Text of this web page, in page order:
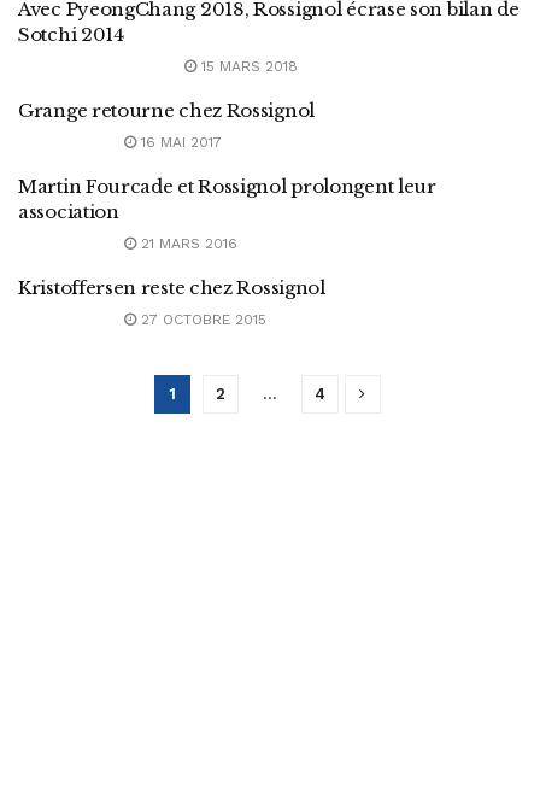
Avec PyeongChang 2018, Rossignol écrase son bilan de
Sotchi 2014
15 MARS 2018
Grange retourne chez Rossignol
16 MAI 2017
Martin Fourcade et Rossignol prolongent leur
association
21 MARS 2016
Kristoffersen reste chez Rossignol
27 OCTOBRE 2015
1 2 … 4